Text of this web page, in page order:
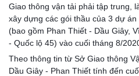
Giao thông vận tải phải tập trung,
xây dựng các gói thầu của 3 dự
(bao gồm Phan Thiết - Dầu Giây,
- Quốc lộ 45) vào cuối tháng 8/
Theo thông tin từ Sở Giao thông
Dầu Giây - Phan Thiết tính đến